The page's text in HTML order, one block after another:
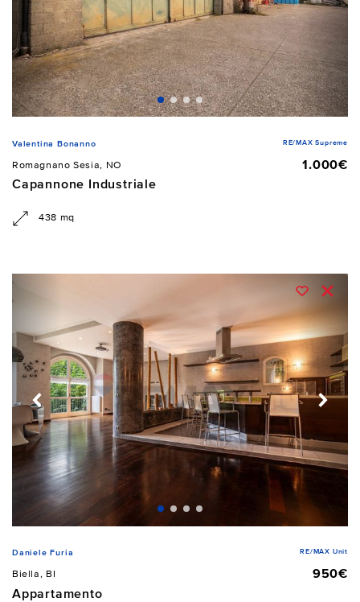
Valentina Bonanno RE/MAX Supreme
Romagnano Sesia, NO
1.000€
Capannone Industriale
438 mq
Daniele Furia RE/MAX Unit
Biella, BI
950€
Appartamento